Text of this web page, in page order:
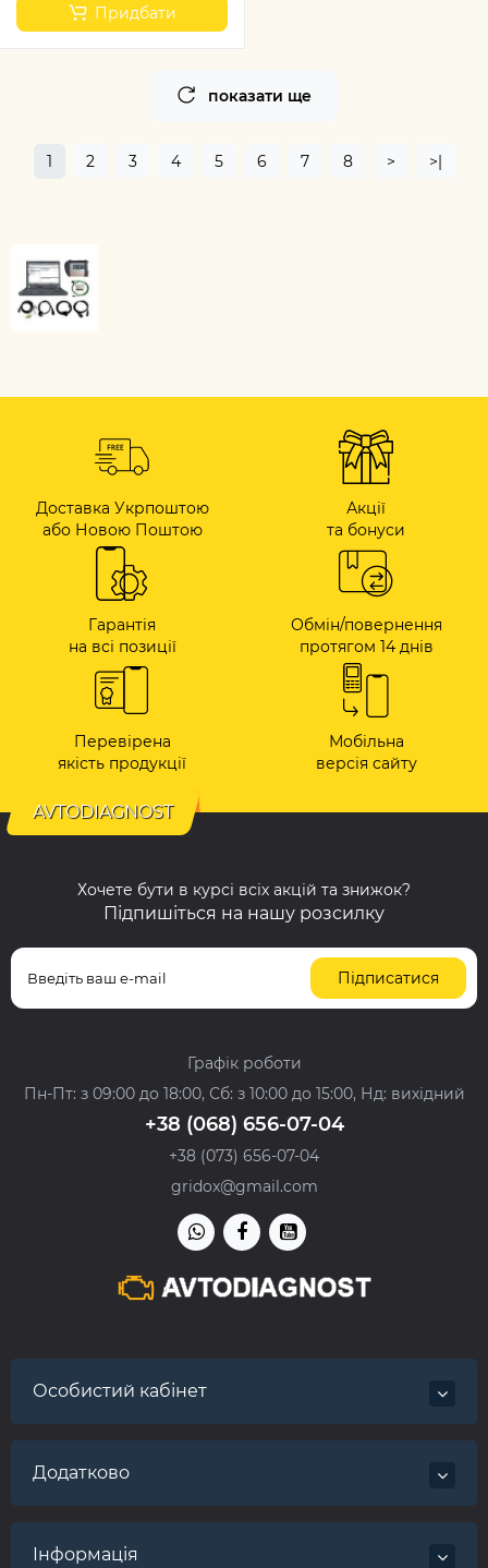
Придбати
показати ще
1 2 3 4 5 6 7 8 > >|
Доставка Укрпоштою
або Новою Поштою
Акції
та бонуси
Гарантія
на всі позиції
Обмін/повернення
протягом 14 днів
Перевірена
якість продукції
Мобільна
версія сайту
AVTODIAGNOST
Хочете бути в курсі всіх акцій та знижок?
Підпишіться на нашу розсилку
Підписатися
Графік роботи
Пн-Пт: з 09:00 до 18:00, Сб: з 10:00 до 15:00, Нд: вихідний
+38 (068) 656-07-04
+38 (073) 656-07-04
gridox@gmail.com
Особистий кабінет
Додатково
Інформація